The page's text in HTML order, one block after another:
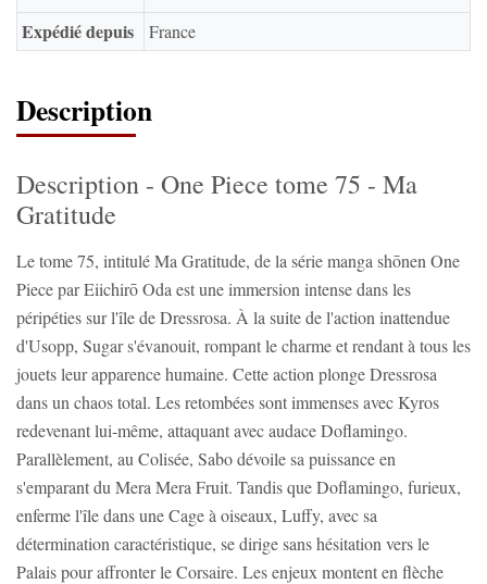
Expédié depuis France
Description
Description - One Piece tome 75 - Ma
Gratitude
Le tome 75, intitulé Ma Gratitude, de la série manga shōnen One
Piece par Eiichirō Oda est une immersion intense dans les
péripéties sur l'île de Dressrosa. À la suite de l'action inattendue
d'Usopp, Sugar s'évanouit, rompant le charme et rendant à tous les
jouets leur apparence humaine. Cette action plonge Dressrosa
dans un chaos total. Les retombées sont immenses avec Kyros
redevenant lui-même, attaquant avec audace Doflamingo.
Parallèlement, au Colisée, Sabo dévoile sa puissance en
s'emparant du Mera Mera Fruit. Tandis que Doflamingo, furieux,
enferme l'île dans une Cage à oiseaux, Luffy, avec sa
détermination caractéristique, se dirige sans hésitation vers le
Palais pour affronter le Corsaire. Les enjeux montent en flèche